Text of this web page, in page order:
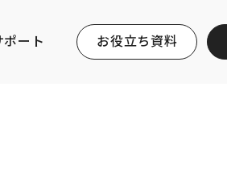
ート お役立ち資料